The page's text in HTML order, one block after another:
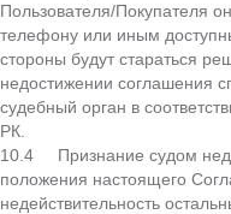
Пользователя/Покупателя
телефону или иным
стороны будут стараться
недостижении соглашения
судебный орган в
РК.
10.4 Признание судом
положения настоящего
недействительность